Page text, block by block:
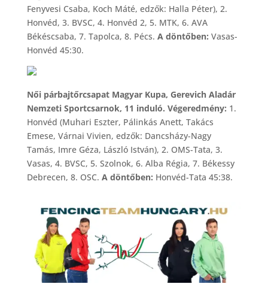
Fenyvesi Csaba, Koch Máté, edzők: Halla Péter), 2.
Honvéd, 3. BVSC, 4. Honvéd 2, 5. MTK, 6. AVA
Békéscsaba, 7. Tapolca, 8. Pécs. A döntőben: Vasas-
Honvéd 45:30.
Női párbajtőrcsapat Magyar Kupa, Gerevich Aladár
Nemzeti Sportcsarnok, 11 induló. Végeredmény: 1.
Honvéd (Muhari Eszter, Pálinkás Anett, Takács
Emese, Várnai Vivien, edzők: Dancsházy-Nagy
Tamás, Imre Géza, László István), 2. OMS-Tata, 3.
Vasas, 4. BVSC, 5. Szolnok, 6. Alba Régia, 7. Békessy
Debrecen, 8. OSC. A döntőben: Honvéd-Tata 45:38.